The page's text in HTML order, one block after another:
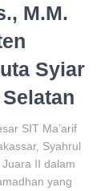
M.M.
Syiar
SIT Ma’arif
Syahrul
II dalam
yang